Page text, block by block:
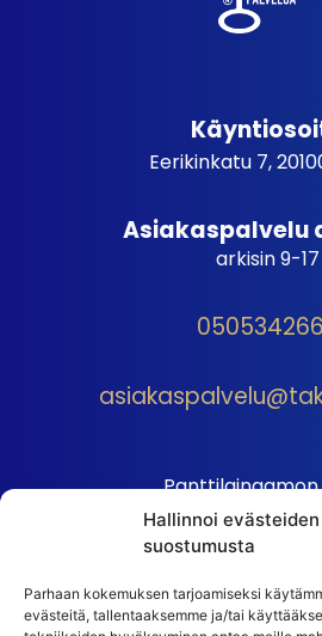
Hallinnoi evästeiden
suostumusta
Parhaan kokemuksen tarjoamiseksi
evästeitä, tallentaaksemme ja/tai
Eerikinkatu 7,
Asiakaspalvelu
arkisin 9-17
Sopimusehdot
Autopantin